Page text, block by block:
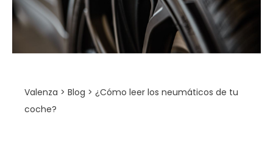
Valenza > Blog > ¿Cómo leer los neumáticos de tu
coche?